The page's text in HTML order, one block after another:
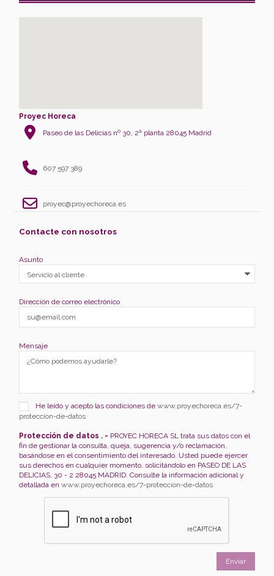
Proyec Horeca
Paseo de las Delicias nº 30, 2ª planta 28045 Madrid
607 597 389
proyec@proyechoreca.es
Contacte con nosotros
Asunto
Dirección de correo electrónico
Mensaje
He leído y acepto las condiciones dewww.proyechoreca.es/7-
proteccion-de-datos
Protección de datos . - PROYEC HORECA SL trata sus datos con el
fin de gestionar la consulta, queja, sugerencia y/o reclamación,
basándose en el consentimiento del interesado. Usted puede ejercer
sus derechos en cualquier momento, solicitándolo en PASEO DE LAS
DELICIAS, 30 - 2 28045 MADRID. Consulte la información adicional y
detallada enwww.proyechoreca.es/7-proteccion-de-datos